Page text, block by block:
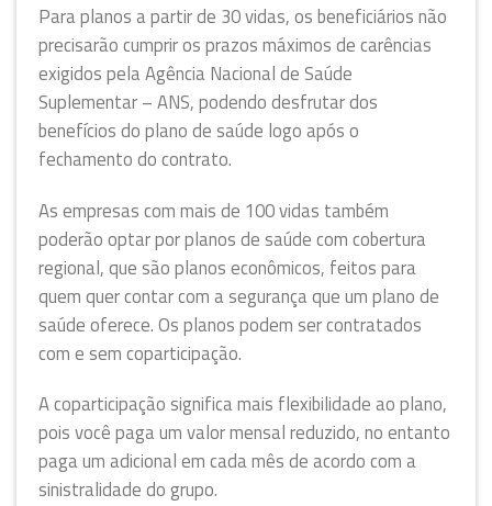
Para planos a partir de 30 vidas, os beneficiários não
precisarão cumprir os prazos máximos de carências
exigidos pela Agência Nacional de Saúde
Suplementar – ANS, podendo desfrutar dos
benefícios do plano de saúde logo após o
fechamento do contrato.
As empresas com mais de 100 vidas também
poderão optar por planos de saúde com cobertura
regional, que são planos econômicos, feitos para
quem quer contar com a segurança que um plano de
saúde oferece. Os planos podem ser contratados
com e sem coparticipação.
A coparticipação significa mais flexibilidade ao plano,
pois você paga um valor mensal reduzido, no entanto
paga um adicional em cada mês de acordo com a
sinistralidade do grupo.